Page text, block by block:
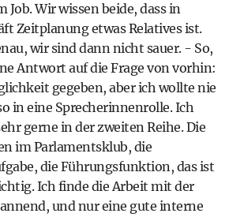
Job. Wir wissen beide, dass in
Zeitplanung etwas Relatives ist.
wir sind dann nicht sauer. - So,
Antwort auf die Frage von vorhin:
gegeben, aber ich wollte nie
in eine Sprecherinnenrolle. Ich
gerne in der zweiten Reihe. Die
im Parlamentsklub, die
die Führungsfunktion, das ist
Ich finde die Arbeit mit der
und nur eine gute interne